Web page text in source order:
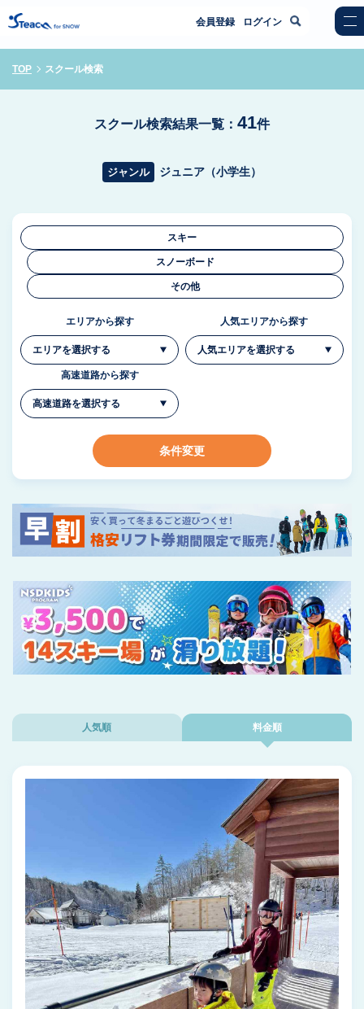
会員登録 ログイン
TOP スクール検索
スクール検索結果一覧： 41件
ジャンル ジュニア（小学生）
スキー
スノーボード
その他
エリアから探す 人気エリアから探す
高速道路から探す
条件変更
人気順 料金順